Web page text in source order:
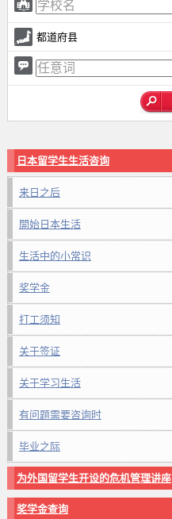
都道府县
日本留学生生活咨询
来日之后
開始日本生活
生活中的小常识
奖学金
打工须知
关于签证
关于学习生活
有问题需要咨询时
毕业之际
为外国留学生开设的危机管理讲座
奖学金查询